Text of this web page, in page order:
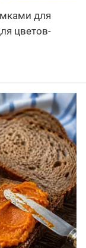
для
цветов-